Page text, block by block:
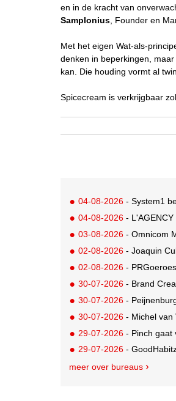
en in de kracht van
Samplonius , Founder en
Met het eigen Wat-als-
denken in beperkingen,
kan. Die houding vormt al
Spicecream is verkrijgbaar
04-08-2026 - System1
04-08-2026 -
03-08-2026 - Omnicom
02-08-2026 - Joaquin
02-08-2026 -
30-07-2026 - Brand
30-07-2026 -
30-07-2026 - Michel van
29-07-2026 - Pinch gaat
29-07-2026 -
meer over bureaus